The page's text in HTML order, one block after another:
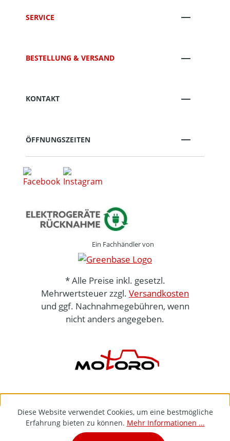
SERVICE
BESTELLUNG & VERSAND
KONTAKT
ÖFFNUNGSZEITEN
Ein Fachhändler von
* Alle Preise inkl. gesetzl.
Mehrwertsteuer zzgl. Versandkosten
und ggf. Nachnahmegebühren, wenn
nicht anders angegeben.
Diese Website verwendet Cookies, um eine bestmögliche
Erfahrung bieten zu können. Mehr Informationen ...